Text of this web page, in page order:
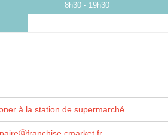
8h30 - 19h30
à la station de supermarché